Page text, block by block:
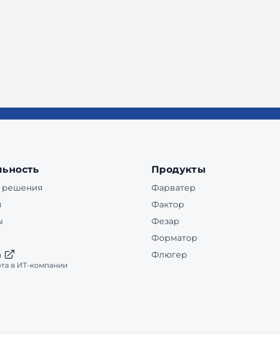
решения
в ИТ-компании
Продукты
Фарватер
Фактор
Фезар
Форматор
Флюгер